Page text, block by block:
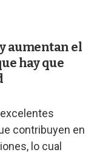
aumentan el
hay que
contribuyen en
lo cual